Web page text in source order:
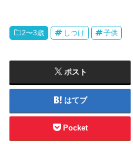
2〜3歳 しつけ 子供
ポスト
はてブ
Pocket